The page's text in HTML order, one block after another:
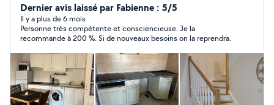
Dernier avis laissé par Fabienne : 5/5
Il y a plus de 6 mois
Personne très compétente et consciencieuse. Je la
recommande à 200 %. Si de nouveaux besoins on la reprendra.